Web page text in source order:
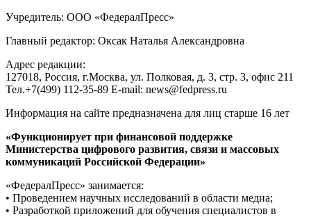
Учредитель: ООО «ФедералПресс»
Главный редактор: Оксак Наталья Александровна
Адрес редакции:
127018, Россия, г.Москва, ул. Полковая, д. 3, стр. 3, офис 211
Тел.+7(499) 112-35-89 E-mail: news@fedpress.ru
Информация на сайте предназначена для лиц старше 16 лет
«Функционирует при финансовой поддержке
Министерства цифрового развития, связи и массовых
коммуникаций Российской Федерации»
«ФедералПресс» занимается:
• Проведением научных исследований в области медиа;
• Разработкой приложений для обучения специалистов в